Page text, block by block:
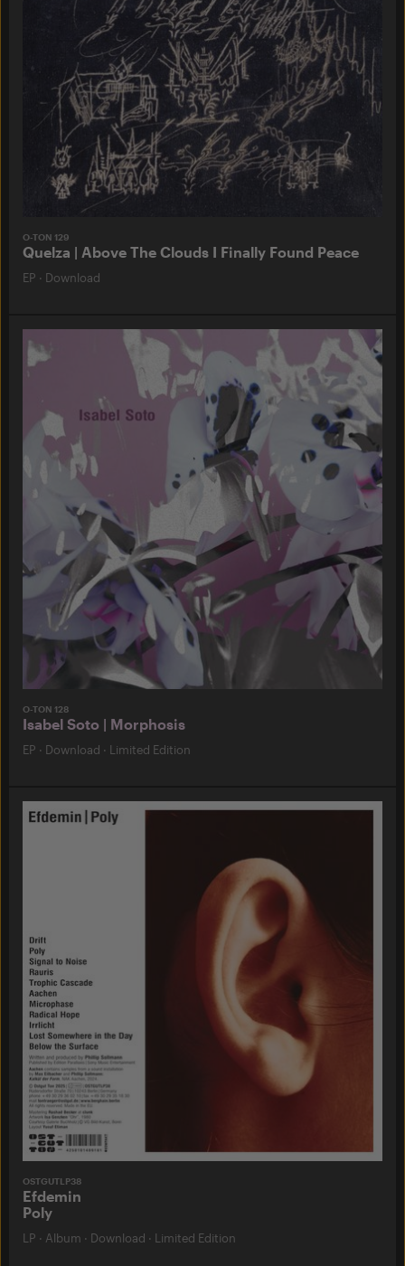
O-TON 129
Quelza | Above The Clouds I Finally Found Peace
EP · Download
O-TON 128
Isabel Soto | Morphosis
EP · Download · Limited Edition
OSTGUTLP38
Efdemin
Poly
LP · Album · Download · Limited Edition